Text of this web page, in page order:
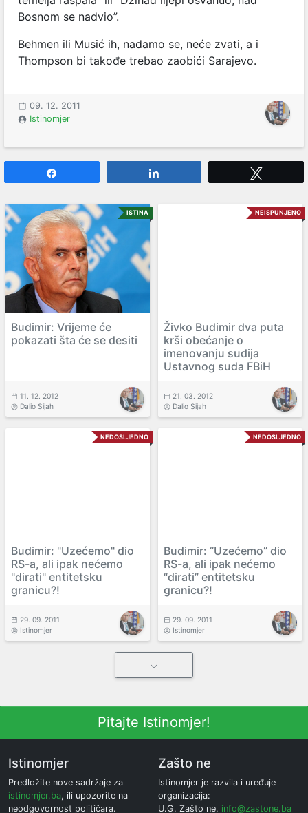
Bosnom se nadvio”.
Behmen ili Musić ih, nadamo se, neće zvati, a i
Thompson bi takođe trebao zaobići Sarajevo.
09. 12. 2011
Istinomjer
ISTINA
Budimir: Vrijeme će
pokazati šta će se desiti
11. 12. 2012
Dalio Sijah
NEISPUNJENO
Živko Budimir dva puta
krši obećanje o
imenovanju sudija
Ustavnog suda FBiH
21. 03. 2012
Dalio Sijah
NEDOSLJEDNO
Budimir: "Uzećemo" dio
RS-a, ali ipak nećemo
"dirati" entitetsku
granicu?!
29. 09. 2011
Istinomjer
NEDOSLJEDNO
Budimir: “Uzećemo” dio
RS-a, ali ipak nećemo
“dirati” entitetsku
granicu?!
29. 09. 2011
Istinomjer
Pitajte Istinomjer!
Istinomjer
Predložite nove sadržaje za
istinomjer.ba, ili upozorite na
neodgovornost političara.
Zašto ne
Istinomjer je razvila i uređuje
organizacija:
U.G. Zašto ne, info@zastone.ba